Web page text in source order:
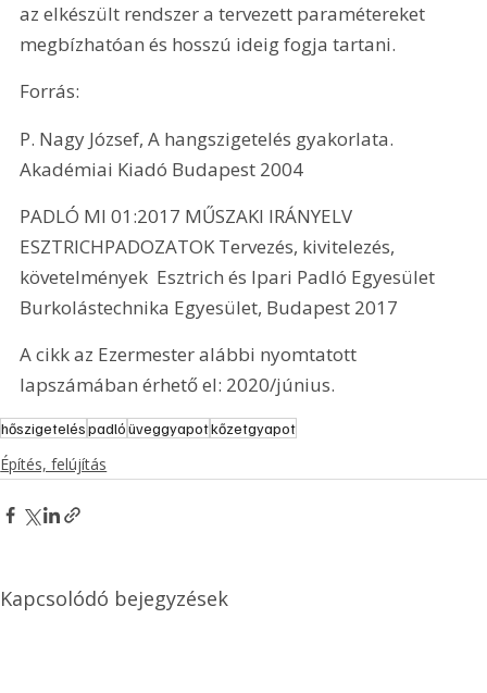
az elkészült rendszer a tervezett paramétereket
megbízhatóan és hosszú ideig fogja tartani.
Forrás:
P. Nagy József, A hangszigetelés gyakorlata.
Akadémiai Kiadó Budapest 2004
PADLÓ MI 01:2017 MŰSZAKI IRÁNYELV
ESZTRICHPADOZATOK Tervezés, kivitelezés,
követelmények  Esztrich és Ipari Padló Egyesület
Burkolástechnika Egyesület, Budapest 2017
A cikk az Ezermester alábbi nyomtatott
lapszámában érhető el: 2020/június.
hőszigeteléspadlóüveggyapotkőzetgyapot
Építés, felújítás
Kapcsolódó bejegyzések